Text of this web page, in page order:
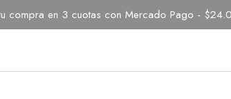
compra en 3 cuotas con Mercado Pago -